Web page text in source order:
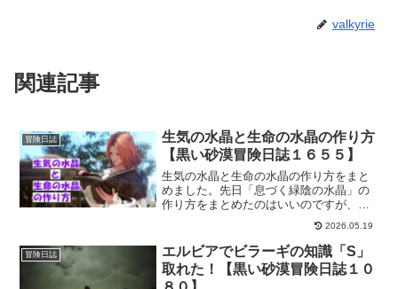
valkyrie
関連記事
冒険日誌
生気の水晶と生命の水晶の作り方
【黒い砂漠冒険日誌１６５５】
生気の水晶と生命の水晶の作り方をまと
めました。先日「息づく緑陰の水晶」の
作り方をまとめたのはいいのですが、
「生気の水晶と生命の水晶って何？」と
なったので、調べてまとめみたって感じ
です。これで、生活水晶を作るのに困る
ことは無いはず。素材アイテムはないけ
ど。
2026.05.19
冒険日誌
エルビアでビラーギの知識「S」
取れた！【黒い砂漠冒険日誌１０